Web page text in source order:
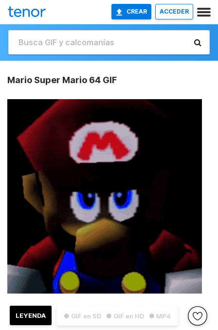
CREAR ACCEDER
Mario Super Mario 64 GIF
● GIF en SD ● GIF en HD ● MP4
LEYENDA